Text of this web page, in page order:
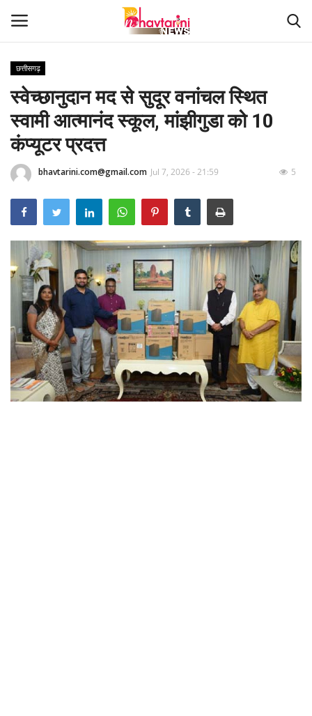
Home
संपर्क करें
Contact
हमारे बारे मेंं
देश
दुनिया
मध्य प्रदेश
छत्तीसगढ़
राजस्थान
छत्तीसगढ़
स्वेच्छानुदान मद से सुदूर वनांचल स्थित
स्वामी आत्मानंद स्कूल, मांझीगुडा को 10
कंप्यूटर प्रदत्त
bhavtarini.com@gmail.com Jul 7, 2026 - 21:59 5